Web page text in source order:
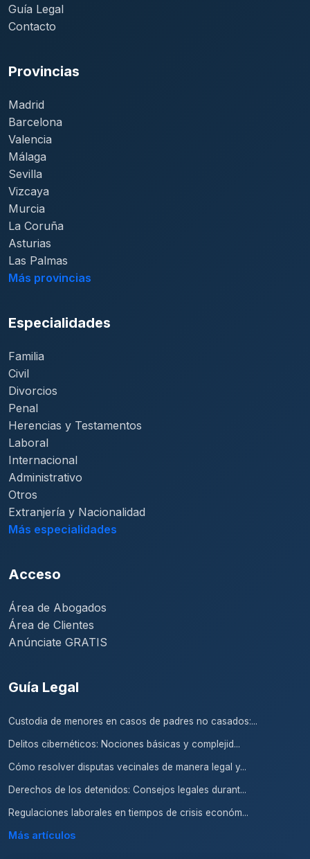
Guía Legal
Contacto
Provincias
Madrid
Barcelona
Valencia
Málaga
Sevilla
Vizcaya
Murcia
La Coruña
Asturias
Las Palmas
Más provincias
Especialidades
Familia
Civil
Divorcios
Penal
Herencias y Testamentos
Laboral
Internacional
Administrativo
Otros
Extranjería y Nacionalidad
Más especialidades
Acceso
Área de Abogados
Área de Clientes
Anúnciate GRATIS
Guía Legal
Custodia de menores en casos de padres no casados:...
Delitos cibernéticos: Nociones básicas y complejid...
Cómo resolver disputas vecinales de manera legal y...
Derechos de los detenidos: Consejos legales durant...
Regulaciones laborales en tiempos de crisis económ...
Más artículos